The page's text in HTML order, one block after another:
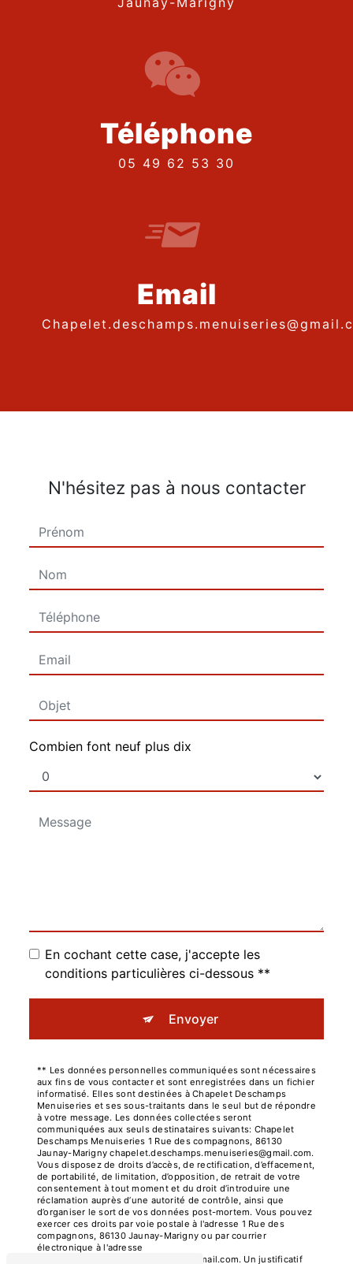
Téléphone
05 49 62 53 30
Email
N'hésitez pas à nous contacter
Combien font neuf plus dix
En cochant cette case, j'accepte les
conditions particulières ci-dessous **
Envoyer
** Les données personnelles communiquées sont nécessaires
aux fins de vous contacter et sont enregistrées dans un fichier
informatisé. Elles sont destinées à Chapelet Deschamps
Menuiseries et ses sous-traitants dans le seul but de répondre
à votre message. Les données collectées seront
communiquées aux seuls destinataires suivants: Chapelet
Deschamps Menuiseries 1 Rue des compagnons, 86130
Jaunay-Marigny chapelet.deschamps.menuiseries@gmail.com.
Vous disposez de droits d’accès, de rectification, d’effacement,
de portabilité, de limitation, d’opposition, de retrait de votre
consentement à tout moment et du droit d’introduire une
réclamation auprès d’une autorité de contrôle, ainsi que
d’organiser le sort de vos données post-mortem. Vous pouvez
exercer ces droits par voie postale à l'adresse 1 Rue des
compagnons, 86130 Jaunay-Marigny ou par courrier
électronique à l'adresse
chapelet.deschamps.menuiseries@gmail.com. Un justificatif